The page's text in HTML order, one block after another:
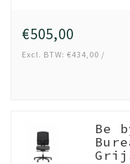
€505,00
Excl. BTW: €434,00 /
Be